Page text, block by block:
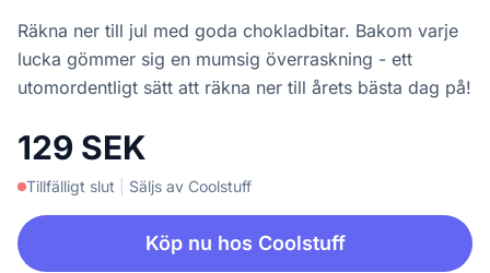
Räkna ner till jul med goda chokladbitar. Bakom varje
lucka gömmer sig en mumsig överraskning - ett
utomordentligt sätt att räkna ner till årets bästa dag på!
129 SEK
Tillfälligt slut Säljs av Coolstuff
Köp nu hos Coolstuff